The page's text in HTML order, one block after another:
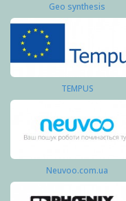
Geo synthesis
TEMPUS
Neuvoo.com.ua